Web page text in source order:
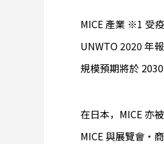
MICE 產業 ※1 受
UNWTO 2020 年
規模預期將於
在日本，MICE 亦
MICE 與展覽會・